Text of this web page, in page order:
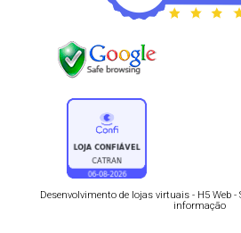
Desenvolvimento de lojas virtuais - H5 Web
informação